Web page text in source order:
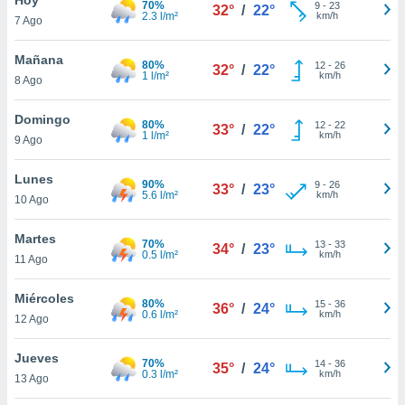
en
más
nuestra
de
cookies
aceptar
7 Ago
70%
2.3 l/m²
32° / 22° 9- 23
km/h
Mañana
8 Ago
80%
1 l/m²
32° / 22° 12- 26
km/h
Domingo
9 Ago
80%
1 l/m²
33° / 22° 12- 22
km/h
Lunes
10 Ago
90%
5.6 l/m²
33° / 23° 9- 26
km/h
Martes
11 Ago
70%
0.5 l/m²
34° / 23° 13- 33
km/h
Miércoles
12 Ago
80%
0.6 l/m²
36° / 24° 15- 36
km/h
Jueves
13 Ago
70%
0.3 l/m²
35° / 24° 14- 36
km/h